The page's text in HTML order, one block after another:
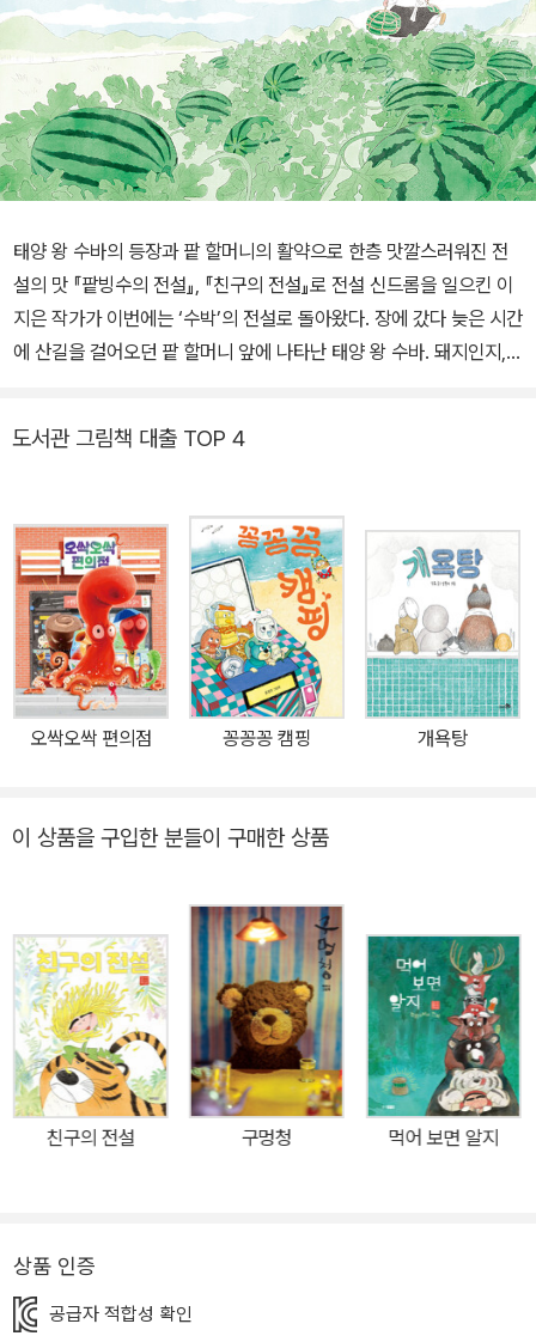
태양 왕 수바의 등장과 팥 할머니의 활약으로 한층 맛깔스러워진 전
설의 맛 『팥빙수의 전설』, 『친구의 전설』로 전설 신드롬을 일으킨 이
지은 작가가 이번에는 ‘수박’의 전설로 돌아왔다. 장에 갔다 늦은 시간
에 산길을 걸어오던 팥 할머니 앞에 나타난 태양 왕 수바. 돼지인지,
을 탐내던 둘 머리 용에 의해 날개를 떼어 먹힌 채, 간신히 땅으로 도
지만, 왕 대접을 받긴커녕 이름조차 수박, 왕수박 등으로 불리며 더 혼
란을 겪는데……. 할머니는 수바의 부탁대로 밤새 떡을 빚고 과일로
탑을 쌓아 제사상을 차려 주고, 수바는 땅에서, 물에서 지극 정성으로
하늘을 향해 빌어 보지만 아무것도 뜻대로 되지 않는다. 보다 못해 나
선 팥 할머니의 용맹한 활약으로 둘 머리 용에게서 날개를 되찾은 수
바는 약속대로 할머니에게 용의 여의주만큼 귀하다는 보물을 주고 홀
연히 하늘로 돌아가는데……. 태양 왕 수바가 할머니에게 남긴 용의
보물은 무엇이었을까? 수박의 전설과 용의 보물은 어떤 관계가 있을
왕 수바: 수박의 전설』에서도 빛을 발한다. 수바의 이름을 곧 죽어도
들어주는 따스함과 대범함, 수바의 행위 없는 간구를 비웃듯 기운차
게 둘 머리 용을 불러들여 호리병에 가둬 버리는 배포, 그렇게 귀하다
는 용의 선물을 받았지만 온 나라 안에 넘쳐나게 된 어이 없는 상황에
서도 “하는 수 없지.” 하고 넘겨 버리는 쿨내 진동하는 모습에서 일상
의 유머를 넘어서는 통쾌함을 맛볼 수 있다. 태양 왕, 생물의 성장을
주관하는 용인 수바는 정작 위기에 처한 순간 하늘과 땅을 향해 상을
차리고 내재적 기원으로 문제를 해결하려 했다면, 팥 할머니의 해결
책은 직접적이고 담백하다. 실체 없는 기원만으로는 근본적인 문제
유쾌해 보이는 수박의 전설 기저에 담겨 있다. 시선을 잡아끄는 외모,
터 용이 등장하는 이야기를 품어 온 이지은 작가는 『태양 왕 수바-수
도서관 그림책 대출 TOP 4
오싹오싹 편의점 꽁꽁꽁 캠핑 개욕탕
이 상품을 구입한 분들이 구매한 상품
친구의 전설 구멍청 먹어 보면 알지
상품 인증
공급자 적합성 확인